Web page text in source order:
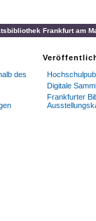
Frankfurt am
des
Digitale
Frankfurter